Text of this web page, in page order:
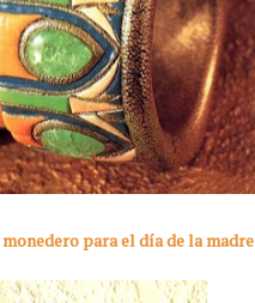
monedero para el día de la madre